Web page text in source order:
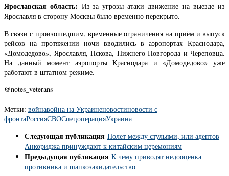
Ярославская область: Из-за угрозы атаки движение на выезде из
Ярославля в сторону Москвы было временно перекрыто.
В связи с произошедшим, временные ограничения на приём и выпуск
рейсов на протяжении ночи вводились в аэропортах Краснодара,
«Домодедово», Ярославля, Пскова, Нижнего Новгорода и Череповца.
На данный момент аэропорты Краснодара и «Домодедово» уже
работают в штатном режиме.
@notes_veterans
Метки: войнавойна на Украиненовостиновости с
фронтаРоссияСВОСпецоперацияУкраина
Следующая публикация Полет между стульями, или адептов
Анкориджа принуждают к китайским церемониям
Предыдущая публикация К чему приводят недооценка
противника и шапкозакидательство